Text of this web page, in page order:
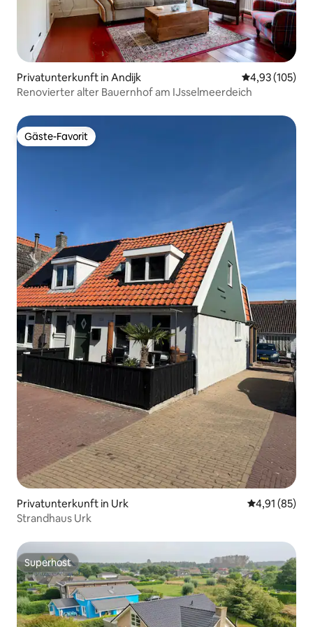
Privatunterkunft in Andijk
4,93 (105)
Renovierter alter Bauernhof am IJsselmeerdeich
Gäste-Favorit
Gäste-Favorit
Privatunterkunft in Urk
4,91 (85)
Strandhaus Urk
Superhost
Superhost